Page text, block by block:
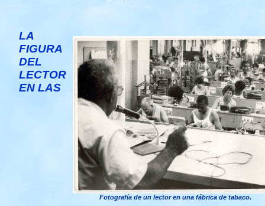
Fotografía de un lector en una fábrica de tabaco.
LA
FIGURA
DEL
LECTOR
EN LAS